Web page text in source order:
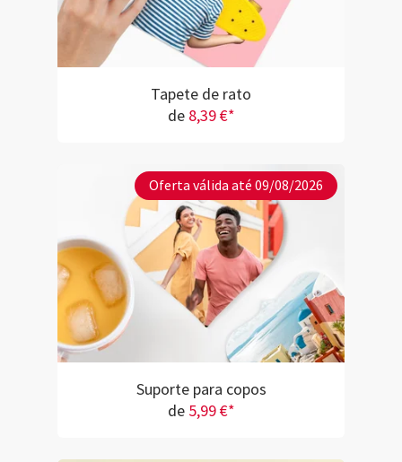
Tapete de rato
de 8,39 €*
Oferta válida até 09/08/2026
Suporte para copos
de 5,99 €*